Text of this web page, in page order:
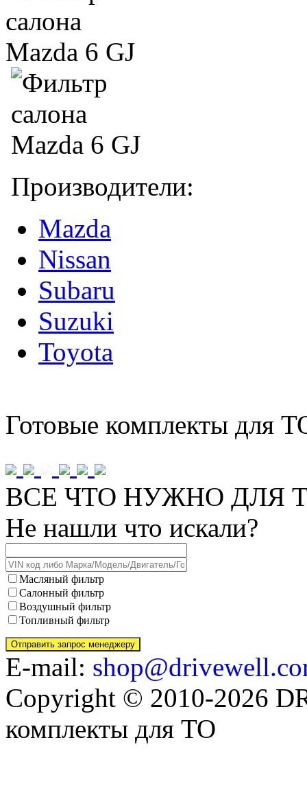
Производители:
Mazda
Nissan
Subaru
Suzuki
Toyota
Готовые комплекты для
ВСЕ ЧТО НУЖНО ДЛЯ
Не нашли что искали?
Масляный фильтр
Салонный фильтр
Воздушный фильтр
Топливный фильтр
E-mail:
Copyright © 2010-2026
комплекты для ТО